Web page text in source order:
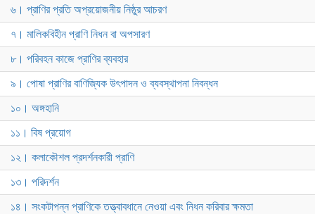
৬। প্রাণির প্রতি অপ্রয়োজনীয় নিষ্ঠুর আচরণ
৭। মালিকবিহীন প্রাণি নিধন বা অপসারণ
৮। পরিবহন কাজে প্রাণির ব্যবহার
৯। পোষা প্রাণির বাণিজ্যিক উৎপাদন ও ব্যবস্থাপনা নিবন্ধন
১০। অঙ্গহানি
১১। বিষ প্রয়োগ
১২। কলাকৌশল প্রদর্শনকারী প্রাণি
১৩। পরিদর্শন
১৪। সংকটাপন্ন প্রাণিকে তত্ত্বাবধানে নেওয়া এবং নিধন করিবার ক্ষমতা